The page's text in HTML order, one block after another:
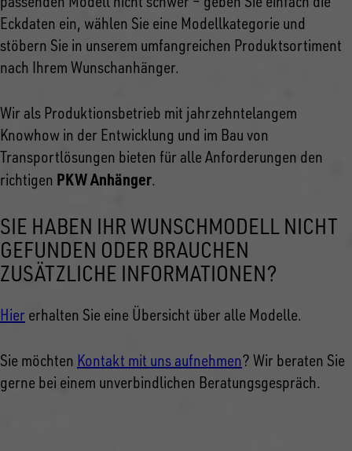
Eckdaten ein, wählen Sie eine Modellkategorie und
stöbern Sie in unserem umfangreichen Produktsortiment
nach Ihrem Wunschanhänger.
Wir als Produktionsbetrieb mit jahrzehntelangem
Knowhow in der Entwicklung und im Bau von
Transportlösungen bieten für alle Anforderungen den
richtigen PKW Anhänger.
SIE HABEN IHR WUNSCHMODELL NICHT
GEFUNDEN ODER BRAUCHEN
ZUSÄTZLICHE INFORMATIONEN?
Hier erhalten Sie eine Übersicht über alle Modelle.
Sie möchten Kontakt mit uns aufnehmen? Wir beraten Sie
gerne bei einem unverbindlichen Beratungsgespräch.